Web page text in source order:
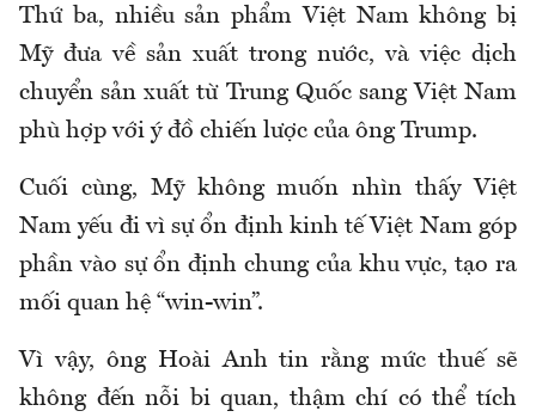
Thứ ba, nhiều sản phẩm Việt Nam không bị
Mỹ đưa về sản xuất trong nước, và việc dịch
chuyển sản xuất từ Trung Quốc sang Việt Nam
phù hợp với ý đồ chiến lược của ông Trump.
Cuối cùng, Mỹ không muốn nhìn thấy Việt
Nam yếu đi vì sự ổn định kinh tế Việt Nam góp
phần vào sự ổn định chung của khu vực, tạo ra
mối quan hệ “win-win”.
Vì vậy, ông Hoài Anh tin rằng mức thuế sẽ
không đến nỗi bi quan, thậm chí có thể tích